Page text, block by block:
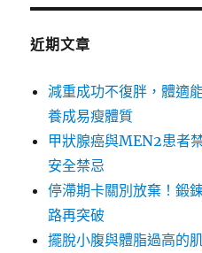
近期文章
減重成功不復胖，體適
養成易瘦體質
甲狀腺癌與MEN2患者
安全禁忌
停滯期卡關別放棄！鍛
路再突破
擺脫小腹與體脂過高的